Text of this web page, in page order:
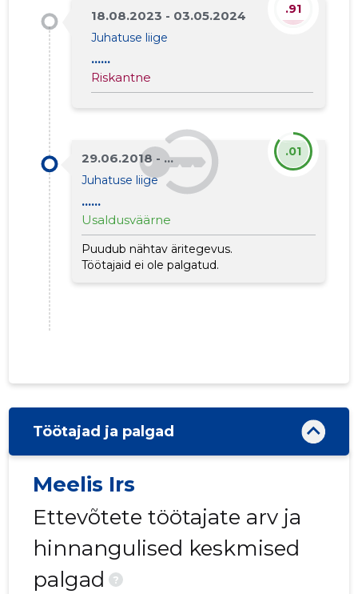
18.08.2023 - 03.05.2024
Juhatuse liige
......
Riskantne
.91
29.06.2018 - ...
Juhatuse liige
......
Usaldusväärne
Puudub nähtav äritegevus.
Töötajaid ei ole palgatud.
.01
Töötajad ja palgad
Meelis Irs
Ettevõtete töötajate arv ja
hinnangulised keskmised
palgad
?